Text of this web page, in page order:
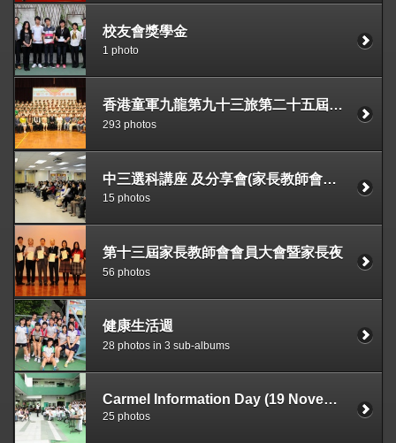
校友會獎學金
1 photo
香港童軍九龍第九十三旅第二十五屆宣誓典禮
293 photos
中三選科講座 及分享會(家長教師會活動)
15 photos
第十三屆家長教師會會員大會暨家長夜
56 photos
健康生活週
28 photos in 3 sub-albums
Carmel Information Day (19 November 2011)
25 photos